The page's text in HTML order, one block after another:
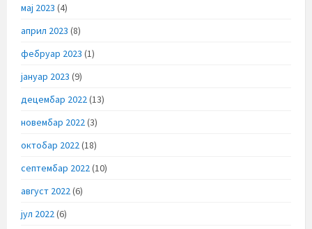
мај 2023 (4)
април 2023 (8)
фебруар 2023 (1)
јануар 2023 (9)
децембар 2022(13)
новембар 2022(3)
октобар 2022(18)
септембар 2022(10)
август 2022(6)
јул 2022(6)